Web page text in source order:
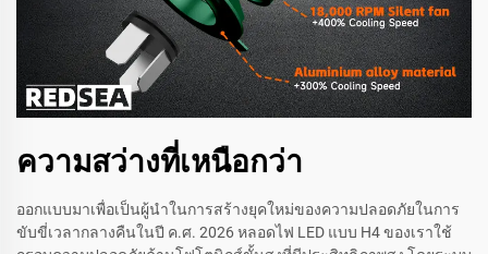
ความสว่างที่เหนือกว่า
ออกแบบมาเพื่อเป็นผู้นำในการสร้างยุคใหม่ของความปลอดภัยในการ
ขับขี่เวลากลางคืนในปี ค.ศ. 2026 หลอดไฟ LED แบบ H4 ของเราใช้